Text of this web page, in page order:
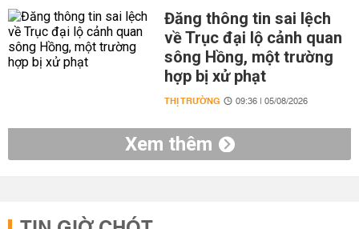
Đăng thông tin sai lệch
về Trục đại lộ cảnh quan
sông Hồng, một trường
hợp bị xử phạt
THỊ TRƯỜNG 09:36 | 05/08/2026
Xem thêm